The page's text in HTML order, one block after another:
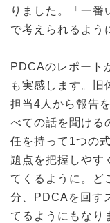
りました。「一番
で考えられるよう
PDCAのレポート
も実感します。旧
担当4人から報告
べての話を聞ける
任を持って1つの
題点を把握しやす
てくるように。ど
分、PDCAを回す
てるようにもなり